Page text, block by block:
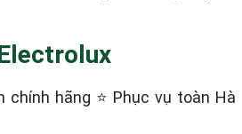
chính hãng ⭐ Phục vụ toàn Hà